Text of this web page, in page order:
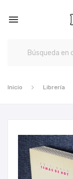

Inicio Librería